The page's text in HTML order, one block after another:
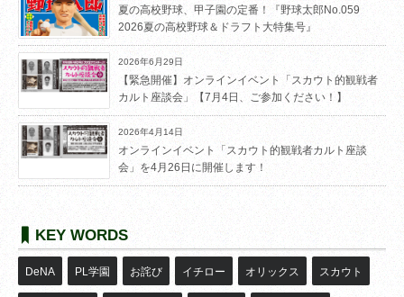
夏の高校野球、甲子園の定番！『野球太郎No.059
2026夏の高校野球＆ドラフト大特集号』
2026年6月29日
【緊急開催】オンラインイベント「スカウト的観戦者
カルト座談会」【7月4日、ご参加ください！】
2026年4月14日
オンラインイベント「スカウト的観戦者カルト座談
会」を4月26日に開催します！
KEY WORDS
DeNA PL学園 お詫び イチロー オリックス スカウト